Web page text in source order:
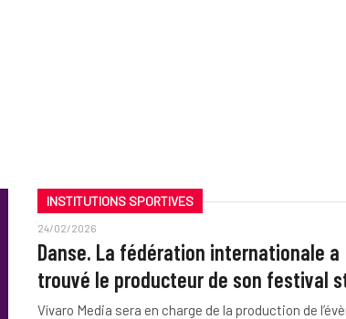
INSTITUTIONS SPORTIVES
24/02/2026
Danse. La fédération internationale a
trouvé le producteur de son festival
Vívaro Media sera en charge de la production de